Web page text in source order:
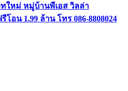
ใหม่ หมู่บ้านพีเอส วิลล่า
อน 1.99 ล้าน โทร 086-8808024